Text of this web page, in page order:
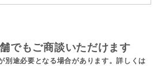
でもご商談いただけます
別途必要となる場合があります。詳しくは